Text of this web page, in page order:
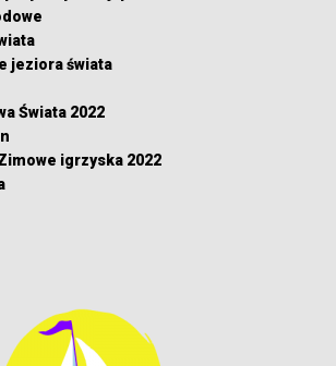
jeziora świata
Świata 2022
igrzyska 2022